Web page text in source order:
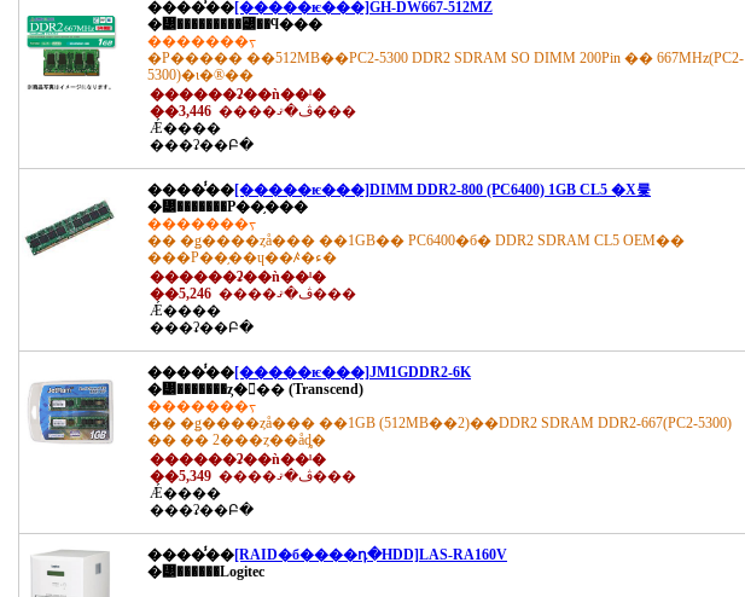
����̾��[�����ѥ���]GH-DW667-512MZ
�᡼���������꡼��ϥ���
�������ᡪ
�Ρ����� ��512MB��PC2-5300 DDR2 SDRAM SO DIMM 200Pin �� 667MHz(PC2-
5300)�ι�®��
������ʡ��ǹ��ˡ�
��3,446
����ڤ�ޤ���
Ǽ����
���ʡ��Բ�
����̾��[�����ѥ���]DIMM DDR2-800 (PC6400) 1GB CL5 �Х륯
�᡼�������Ρ��֥���
�������ᡪ
�� �ǥ����ȥå��� ��1GB�� PC6400�б� DDR2 SDRAM CL5 OEM��
���Ρ��֥��ɥ��ꤴ�ء�
������ʡ��ǹ��ˡ�
��5,246
����ڤ�ޤ���
Ǽ����
���ʡ��Բ�
����̾��[�����ѥ���]JM1GDDR2-6K
�᡼�������ȥ�󥻥�� (Transcend)
�������ᡪ
�� �ǥ����ȥå��� ��1GB (512MB��2)��DDR2 SDRAM DDR2-667(PC2-5300)
�� �� 2���ȥ��åȡ�
������ʡ��ǹ��ˡ�
��5,349
����ڤ�ޤ���
Ǽ����
���ʡ��Բ�
����̾��[RAID�б����դ�HDD]LAS-RA160V
�᡼������Logitec